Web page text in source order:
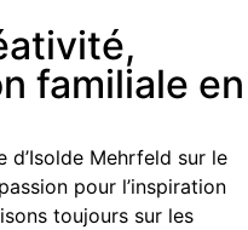
familiale en
d’Isolde Mehrfeld sur le
pour l’inspiration
toujours sur les